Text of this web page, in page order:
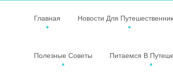
Главная Новости Для
Полезные Советы Питаемся В